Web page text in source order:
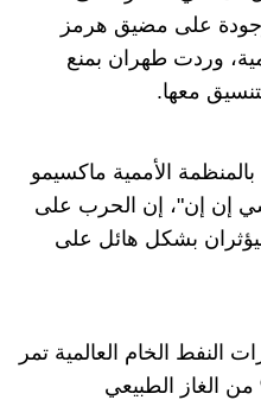
على مضيق هرمز
وردت طهران بمنع
معها.
بالمنظمة الأممية ماكسيمو
إن إن"، إن الحرب على
بشكل هائل على
من صادرات النفط الخام العالمية تمر
إضافة إلى 20% من الغاز الطبيعي